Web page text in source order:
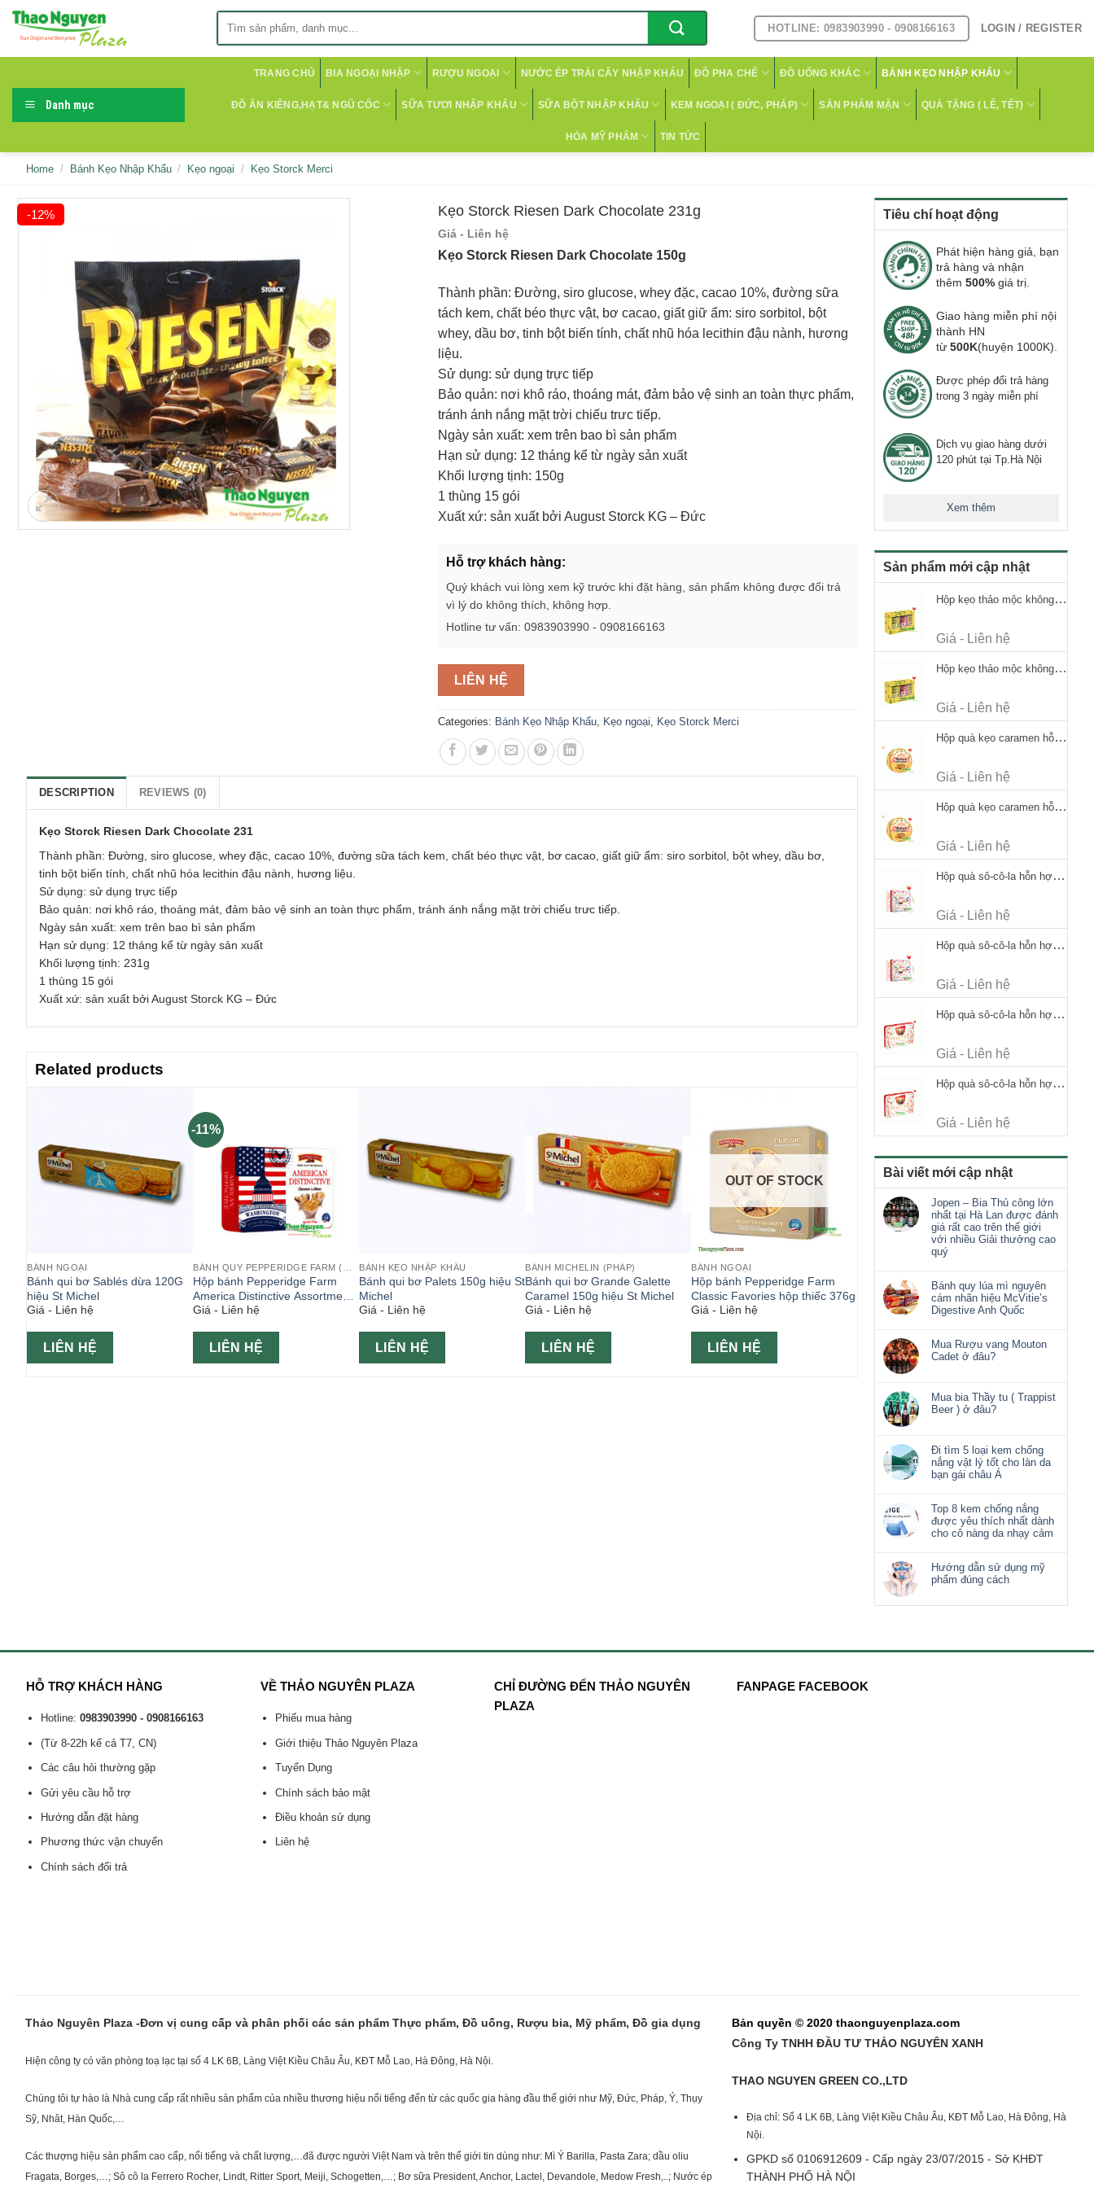
Skip
HOTLINE: 0983903990 - 0908166163 LOGIN / REGISTER
Danh mục
TRANG CHỦ BIA NGOẠI NHẬP RƯỢU NGOẠI NƯỚC ÉP TRÁI CÂY NHẬP KHẨU ĐỒ PHA CHẾ ĐỒ UỐNG KHÁC BÁNH KẸO NHẬP KHẨU
ĐỒ ĂN KIÊNG,HẠT& NGŨ CỐC SỮA TƯƠI NHẬP KHẨU SỮA BỘT NHẬP KHẨU KEM NGOẠI ( ĐỨC, PHÁP) SẢN PHẨM MẶN QUÀ TẶNG ( LỄ, TẾT)
HÓA MỸ PHẨM TIN TỨC
Home / Bánh Kẹo Nhập Khẩu / Kẹo ngoại / Kẹo Storck Merci
Tiêu chí hoạt động
Phát hiện hàng giả, bạn
trả hàng và nhận
thêm 500% giá trị.
Giao hàng miễn phí nội
thành HN
từ 500K(huyện 1000K).
Được phép đổi trả hàng
trong 3 ngày miễn phí
Dịch vụ giao hàng dưới
120 phút tại Tp.Hà Nội
Xem thêm
Sản phẩm mới cập nhật
Hộp kẹo thảo mộc không đường Ricola Signature 112.5g
Giá - Liên hệ
Hộp kẹo thảo mộc không đường Ricola Signature 112.5g
Giá - Liên hệ
Hộp quà kẹo caramen hỗn hợp Werther's Original Caramel Candy 170g
Giá - Liên hệ
Hộp quà kẹo caramen hỗn hợp Werther's Original Caramel Candy 170g
Giá - Liên hệ
Hộp quà sô-cô-la hỗn hợp Merci Petits Chocolate Collection 125g thiếc
Giá - Liên hệ
Hộp quà sô-cô-la hỗn hợp Merci Petits Chocolate Collection 125g thiếc
Giá - Liên hệ
Hộp quà sô-cô-la hỗn hợp Merci Finest Selection 250g thiếc
Giá - Liên hệ
Hộp quà sô-cô-la hỗn hợp Merci Finest Selection 250g thiếc
Giá - Liên hệ
Bài viết mới cập nhật
Jopen – Bia Thủ công lớn
nhất tại Hà Lan được đánh
giá rất cao trên thế giới
với nhiều Giải thưởng cao
quý
Bánh quy lúa mì nguyên
cám nhãn hiệu McVitie’s
Digestive Anh Quốc
Mua Rượu vang Mouton
Cadet ở đâu?
Mua bia Thầy tu ( Trappist
Beer ) ở đâu?
Đi tìm 5 loại kem chống
nắng vật lý tốt cho làn da
bạn gái châu Á
Top 8 kem chống nắng
được yêu thích nhất dành
cho cô nàng da nhạy cảm
Hướng dẫn sử dụng mỹ
phẩm đúng cách
-12% Kẹo Storck Riesen Dark Chocolate 231g
Giá - Liên hệ
Kẹo Storck Riesen Dark Chocolate 150g
Thành phần: Đường, siro glucose, whey đặc, cacao 10%, đường sữa
tách kem, chất béo thực vật, bơ cacao, giất giữ ẩm: siro sorbitol, bột
whey, dầu bơ, tinh bột biến tính, chất nhũ hóa lecithin đậu nành, hương
liệu.
Sử dụng: sử dụng trực tiếp
Bảo quản: nơi khô ráo, thoáng mát, đảm bảo vệ sinh an toàn thực phẩm,
tránh ánh nắng mặt trời chiếu trưc tiếp.
Ngày sản xuất: xem trên bao bì sản phẩm
Hạn sử dụng: 12 tháng kể từ ngày sản xuất
Khối lượng tịnh: 150g
1 thùng 15 gói
Xuất xứ: sản xuất bởi August Storck KG – Đức
Hỗ trợ khách hàng:
Quý khách vui lòng xem kỹ trước khi đặt hàng, sản phẩm không được đổi trả
vì lý do không thích, không hợp.
Hotline tư vấn: 0983903990 - 0908166163
LIÊN HỆ
Categories: Bánh Kẹo Nhập Khẩu Kẹo ngoại Kẹo Storck Merci
DESCRIPTION REVIEWS (0)
Kẹo Storck Riesen Dark Chocolate 231
Thành phần: Đường, siro glucose, whey đặc, cacao 10%, đường sữa tách kem, chất béo thực vật, bơ cacao, giất giữ ẩm: siro sorbitol, bột whey, dầu bơ,
tinh bột biến tính, chất nhũ hóa lecithin đậu nành, hương liệu.
Sử dụng: sử dụng trực tiếp
Bảo quản: nơi khô ráo, thoáng mát, đảm bảo vệ sinh an toàn thực phẩm, tránh ánh nắng mặt trời chiếu trưc tiếp.
Ngày sản xuất: xem trên bao bì sản phẩm
Hạn sử dụng: 12 tháng kể từ ngày sản xuất
Khối lượng tịnh: 231g
1 thùng 15 gói
Xuất xứ: sản xuất bởi August Storck KG – Đức
Related products
BÁNH NGOẠI
Bánh qui bơ Sablés dừa 120G
hiệu St Michel
Giá - Liên hệ
LIÊN HỆ
-11%
Hộp bánh Pepperidge Farm
America Distinctive Assortment
376g ( Bánh Mỹ )
Giá - Liên hệ
LIÊN HỆ
BÁNH KẸO NHẬP KHẨU
Bánh qui bơ Palets 150g hiệu St
Michel
Giá - Liên hệ
LIÊN HỆ
BÁNH MICHELIN (PHÁP)
Bánh qui bơ Grande Galette
Caramel 150g hiệu St Michel
Giá - Liên hệ
LIÊN HỆ
OUT OF STOCK
BÁNH NGOẠI
Hộp bánh Pepperidge Farm
Classic Favories hộp thiếc 376g
Giá - Liên hệ
LIÊN HỆ
HỖ TRỢ KHÁCH HÀNG
Hotline: 0983903990 - 0908166163
(Từ 8-22h kể cả T7, CN)
Các câu hỏi thường gặp
Gửi yêu cầu hỗ trợ
Hướng dẫn đặt hàng
Phương thức vận chuyển
Chính sách đổi trả
VỀ THẢO NGUYÊN PLAZA
Phiếu mua hàng
Giới thiệu Thảo Nguyên Plaza
Tuyển Dụng
Chính sách bảo mật
Điều khoản sử dụng
Liên hệ
CHỈ ĐƯỜNG ĐẾN THẢO NGUYÊN
PLAZA
FANPAGE FACEBOOK
Thảo Nguyên Plaza -Đơn vị cung cấp và phân phối các sản phẩm Thực phẩm, Đồ uống, Rượu bia, Mỹ phẩm, Đồ gia dụng
Hiện công ty có văn phòng toạ lạc tại số 4 LK 6B, Làng Việt Kiều Châu Âu, KĐT Mỗ Lao, Hà Đông, Hà Nội.
Chúng tôi tự hào là Nhà cung cấp rất nhiều sản phẩm của nhiều thương hiệu nổi tiếng đến từ các quốc gia hàng đầu thế giới như Mỹ, Đức, Pháp, Ý, Thụy
Sỹ, Nhât, Hàn Quốc,…
Các thượng hiệu sản phẩm cao cấp, nổi tiếng và chất lượng,…đã được người Việt Nam và trên thế giới tin dùng như: Mì Ý Barilla, Pasta Zara; dầu oliu
Fragata, Borges,…; Sô cô la Ferrero Rocher, Lindt, Ritter Sport, Meiji, Schogetten,…; Bơ sữa President, Anchor, Lactel, Devandole, Medow Fresh,..; Nước ép
Bản quyền © 2020 thaonguyenplaza.com
Công Ty TNHH ĐẦU TƯ THẢO NGUYÊN XANH
THAO NGUYEN GREEN CO.,LTD
Địa chỉ: Số 4 LK 6B, Làng Việt Kiều Châu Âu, KĐT Mỗ Lao, Hà Đông, Hà
Nội.
GPKD số 0106912609 - Cấp ngày 23/07/2015 - Sở KHĐT
THÀNH PHỐ HÀ NỘI